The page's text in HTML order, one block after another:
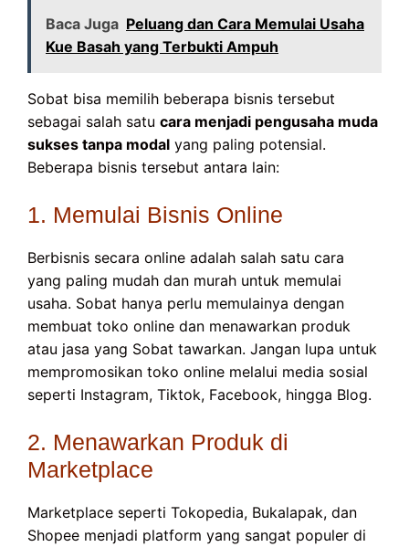
Baca Juga Peluang dan Cara Memulai Usaha
Kue Basah yang Terbukti Ampuh
Sobat bisa memilih beberapa bisnis tersebut
sebagai salah satu cara menjadi pengusaha muda
sukses tanpa modal yang paling potensial.
Beberapa bisnis tersebut antara lain:
1. Memulai Bisnis Online
Berbisnis secara online adalah salah satu cara
yang paling mudah dan murah untuk memulai
usaha. Sobat hanya perlu memulainya dengan
membuat toko online dan menawarkan produk
atau jasa yang Sobat tawarkan. Jangan lupa untuk
mempromosikan toko online melalui media sosial
seperti Instagram, Tiktok, Facebook, hingga Blog.
2. Menawarkan Produk di
Marketplace
Marketplace seperti Tokopedia, Bukalapak, dan
Shopee menjadi platform yang sangat populer di